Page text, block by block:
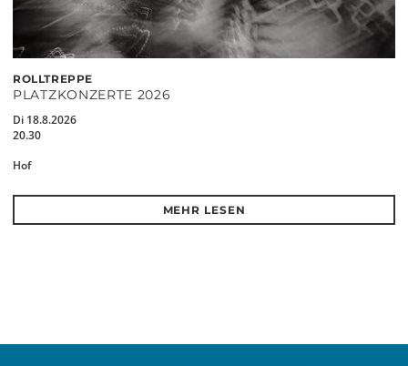
ROLLTREPPE
PLATZKONZERTE 2026
Di 18.8.2026
20.30
Hof
MEHR LESEN